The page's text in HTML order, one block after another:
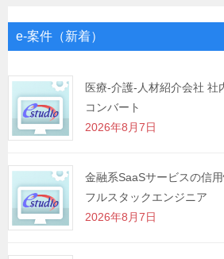
ゲ
シ
ョ
ン
e-案件（新着）
医療-介護-人材紹介会社 社
コンバート
2026年8月7日
金融系SaaSサービスの信
フルスタックエンジニア
2026年8月7日